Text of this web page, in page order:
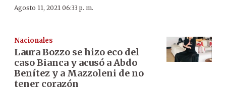
Agosto 11, 2021 06:33 p. m.
Nacionales
Laura Bozzo se hizo eco del
caso Bianca y acusó a Abdo
Benítez y a Mazzoleni de no
tener corazón